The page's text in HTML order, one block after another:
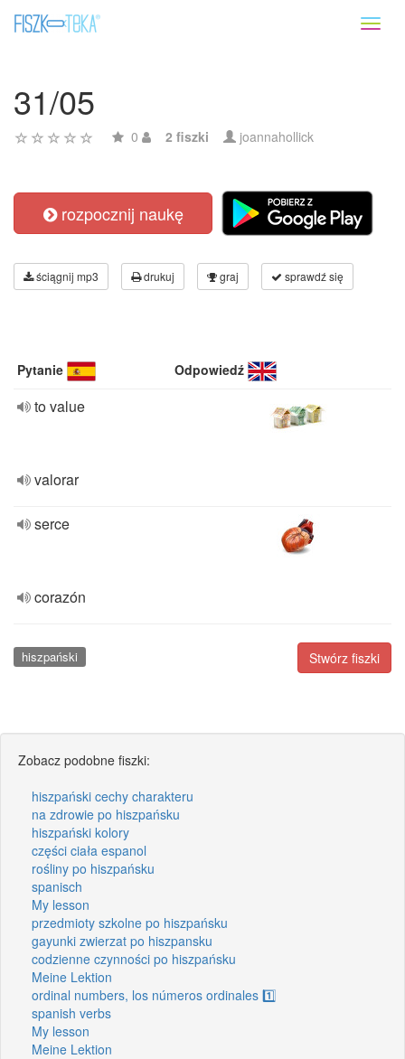
31/05
0 2 fiszki joannahollick
rozpocznij naukę
ściągnij mp3 drukuj graj sprawdź się
Pytanie Odpowiedź
to value
valorar
serce
corazón
Stwórz fiszki
hiszpański
Zobacz podobne fiszki:
hiszpański cechy charakteru
na zdrowie po hiszpańsku
hiszpański kolory
części ciała espanol
rośliny po hiszpańsku
spanisch
My lesson
przedmioty szkolne po hiszpańsku
gayunki zwierzat po hiszpansku
codzienne czynności po hiszpańsku
Meine Lektion
ordinal numbers, los números ordinales 1️⃣
spanish verbs
My lesson
Meine Lektion